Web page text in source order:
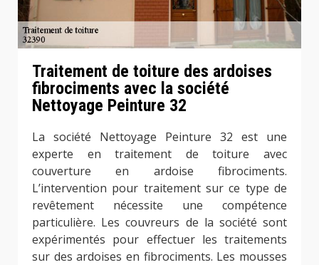
Traitement de toiture des ardoises
fibrociments avec la société
Nettoyage Peinture 32
La société Nettoyage Peinture 32 est une
experte en traitement de toiture avec
couverture en ardoise fibrociments.
L’intervention pour traitement sur ce type de
revêtement nécessite une compétence
particulière. Les couvreurs de la société sont
expérimentés pour effectuer les traitements
sur des ardoises en fibrociments. Les mousses